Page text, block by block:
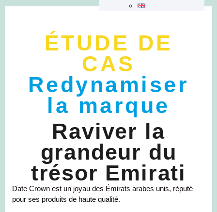
ÉTUDE DE
CAS
Redynamiser
la marque
Raviver la
grandeur du
trésor Emirati
Date Crown est un joyau des Émirats arabes unis, réputé
pour ses produits de haute qualité.